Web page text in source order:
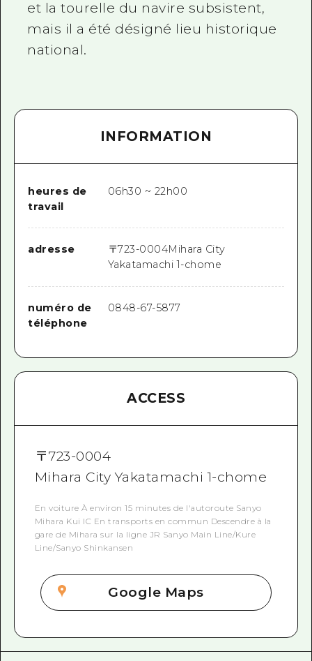
et la tourelle du navire subsistent,
mais il a été désigné lieu historique
national.
INFORMATION
heures de
travail
06h30 ~ 22h00
adresse 〒723-0004Mihara City
Yakatamachi 1-chome
numéro de
téléphone
0848-67-5877
ACCESS
〒723-0004
Mihara City Yakatamachi 1-chome
En voiture À environ 15 minutes de l'autoroute Sanyo
Mihara Kui IC En transports en commun Descendre à la
gare de Mihara sur la ligne JR Sanyo Main Line/Kure
Line/Sanyo Shinkansen
Google Maps